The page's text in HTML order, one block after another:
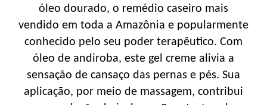
óleo dourado, o remédio caseiro mais
vendido em toda a Amazônia e popularmente
conhecido pelo seu poder terapêutico. Com
óleo de andiroba, este gel creme alivia a
sensação de cansaço das pernas e pés. Sua
aplicação, por meio de massagem, contribui